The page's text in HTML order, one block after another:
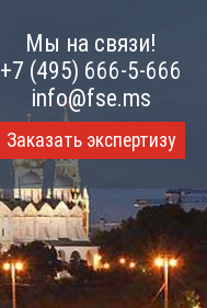
Мы на связи!
+7 (495) 666-5-666
info@fse.ms
Заказать экспертизу